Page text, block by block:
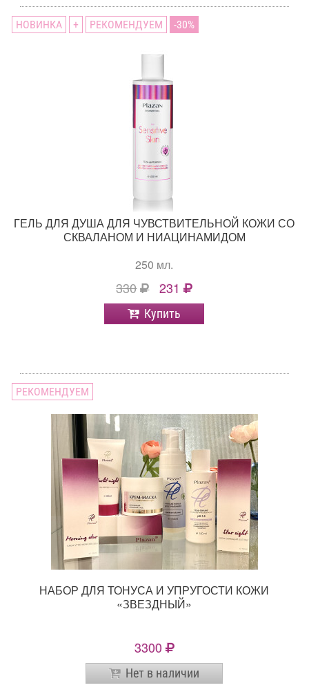
НОВИНКА + РЕКОМЕНДУЕМ 30
ГЕЛЬ ДЛЯ ДУША ДЛЯ ЧУВСТВИТЕЛЬНОЙ КОЖИ СО
СКВАЛАНОМ И НИАЦИНАМИДОМ
250 мл.
330 231
Купить
РЕКОМЕНДУЕМ
НАБОР ДЛЯ ТОНУСА И УПРУГОСТИ КОЖИ
«ЗВЕЗДНЫЙ»
3300
Нет в наличии